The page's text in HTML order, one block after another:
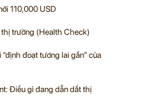
110,000 USD
trường (Health Check)
đoạt tương lai gần” của
Điều gì đang dẫn dắt thị